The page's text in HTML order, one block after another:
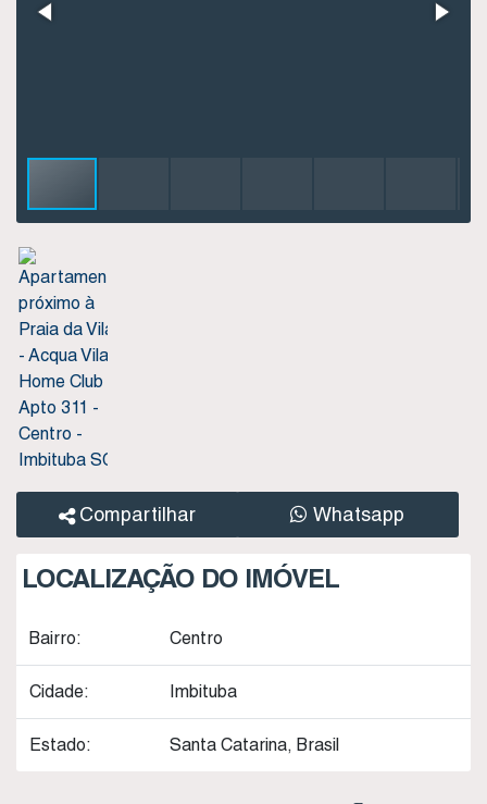
Compartilhar Whatsapp
LOCALIZAÇÃO DO IMÓVEL
Bairro: Centro
Cidade: Imbituba
Estado: Santa Catarina, Brasil